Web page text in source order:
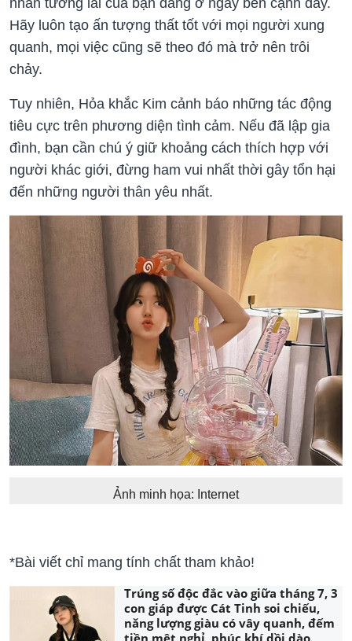
Hãy luôn tạo ấn tượng thất tốt với mọi người xung
quanh, mọi việc cũng sẽ theo đó mà trở nên trôi
chảy.
Tuy nhiên, Hỏa khắc Kim cảnh báo những tác động
tiêu cực trên phương diện tình cảm. Nếu đã lập gia
đình, bạn cần chú ý giữ khoảng cách thích hợp với
người khác giới, đừng ham vui nhất thời gây tổn hại
đến những người thân yêu nhất.
Ảnh minh họa: Internet
*Bài viết chỉ mang tính chất tham khảo!
Trúng số độc đắc vào giữa tháng 7, 3
con giáp được Cát Tinh soi chiếu,
năng lượng giàu có vây quanh, đếm
tiền mệt nghỉ, phúc khí dồi dào